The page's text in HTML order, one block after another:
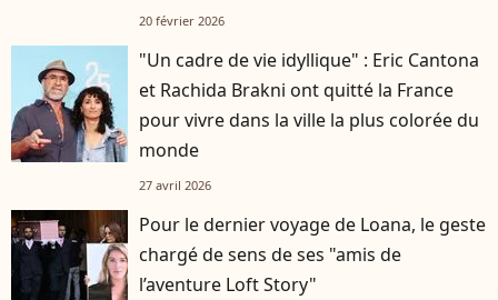
20 février 2026
"Un cadre de vie idyllique" : Eric Cantona
et Rachida Brakni ont quitté la France
pour vivre dans la ville la plus colorée du
monde
27 avril 2026
Pour le dernier voyage de Loana, le geste
chargé de sens de ses "amis de
l’aventure Loft Story"